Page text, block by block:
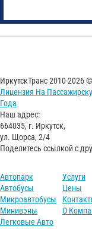
ИркутскТранс 2010-2026 ©
Лицензия На
Года
Наш адрес:
664035, г. Иркутск,
ул. Щорса, 2/4
Поделитесь ссылкой с
Автопарк
Автобусы
Микроавтобусы
Минивэны
Легковые Авто
Услуги
Цены
О